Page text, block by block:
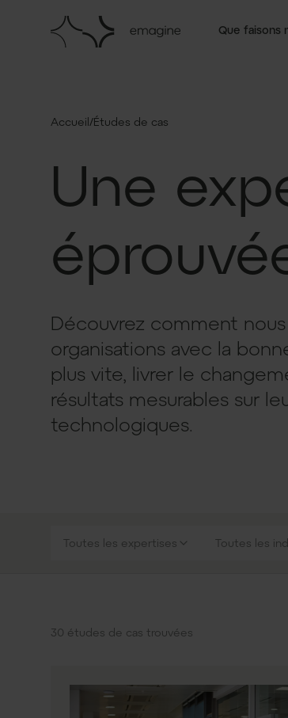
Que faisons
Accueil/Études de cas
Une
Découvrez comment
organisations avec la
plus vite, livrer le
résultats mesurables sur
technologiques.
Toutes les expertises Toutes les
30 études de cas trouvées